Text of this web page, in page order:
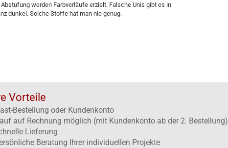
werden Farbverläufe erzielt. Falsche Unis gibt es in
dunkel. Solche Stoffe hat man nie genug.
Vorteile
Bestellung oder Kundenkonto
auf Rechnung möglich (mit Kundenkonto ab der 2. Bestellung)
Lieferung
Beratung Ihrer individuellen Projekte